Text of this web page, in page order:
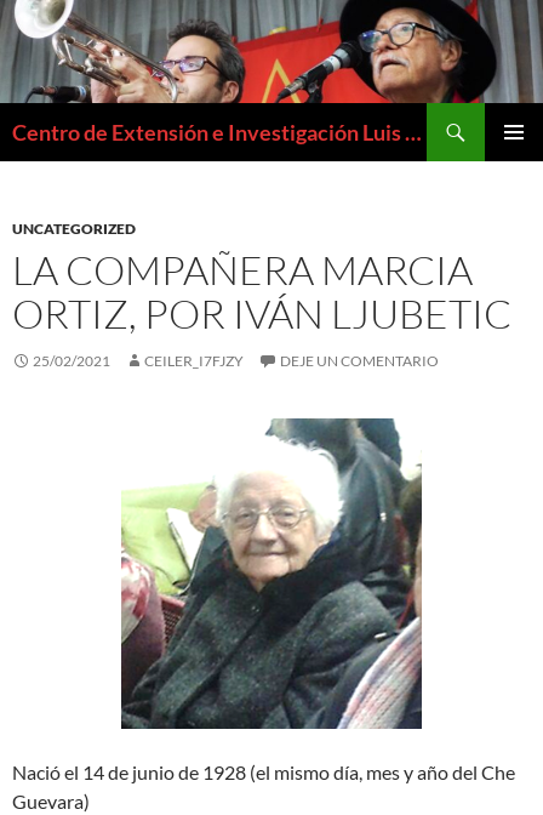
Centro de Extensión e Investigación Luis Emilio Recabarren
UNCATEGORIZED
LA COMPAÑERA MARCIA
ORTIZ, POR IVÁN LJUBETIC
25/02/2021 CEILER_I7FJZY DEJE UN COMENTARIO
Nació el 14 de junio de 1928 (el mismo día, mes y año del Che
Guevara)